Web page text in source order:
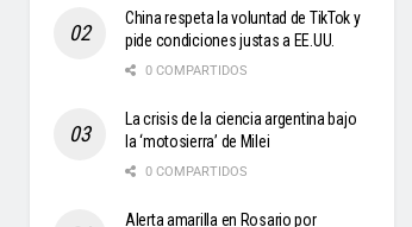
China respeta la voluntad de TikTok y
pide condiciones justas a EE.UU.
0 COMPARTIDOS
La crisis de la ciencia argentina bajo
la ‘motosierra’ de Milei
0 COMPARTIDOS
Alerta amarilla en Rosario por